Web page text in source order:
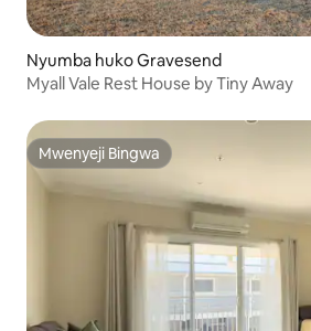
Nyumba huko Gravesend
Myall Vale Rest House by Tiny Away
Mwenyeji Bingwa
Mwenyeji Bingwa